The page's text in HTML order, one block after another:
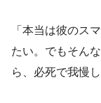
「本当は彼のス
たい。でもそん
ら、必死で我慢